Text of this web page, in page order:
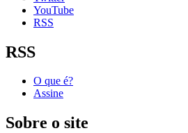
YouTube
RSS
RSS
O que é?
Assine
Sobre o site